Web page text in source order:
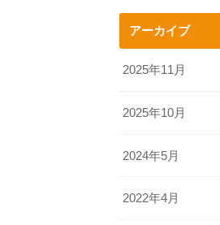
アーカイブ
2025年11月
2025年10月
2024年5月
2022年4月